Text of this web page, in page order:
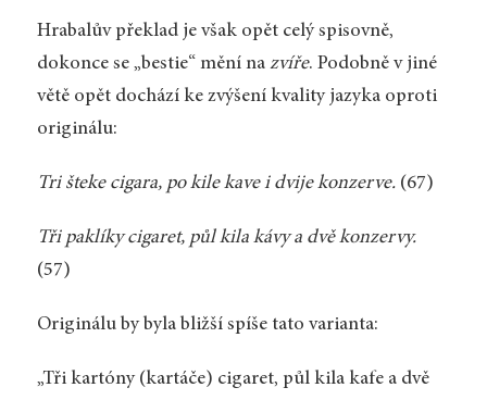
Hrabalův překlad je však opět celý spisovně,
dokonce se „bestie“ mění na zvíře. Podobně v jiné
větě opět dochází ke zvýšení kvality jazyka oproti
originálu:
Tri šteke cigara, po kile kave i dvije konzerve.(67)
Tři paklíky cigaret, půl kila kávy a dvě konzervy.
(57)
Originálu by byla bližší spíše tato varianta:
„Tři kartóny (kartáče) cigaret, půl kila kafe a dvě